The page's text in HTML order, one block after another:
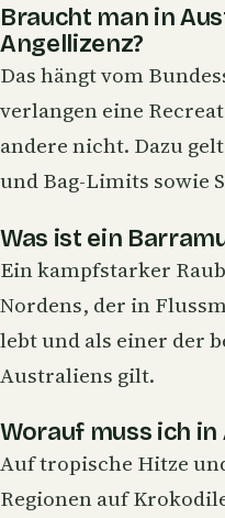
Braucht man in
Angellizenz?
Das hängt vom
verlangen eine
andere nicht. Dazu
und Bag-Limits sowie
Was ist ein
Ein kampfstarker
Nordens, der in
lebt und als einer der
Australiens gilt.
Worauf muss ich
Auf tropische Hitze
Regionen auf